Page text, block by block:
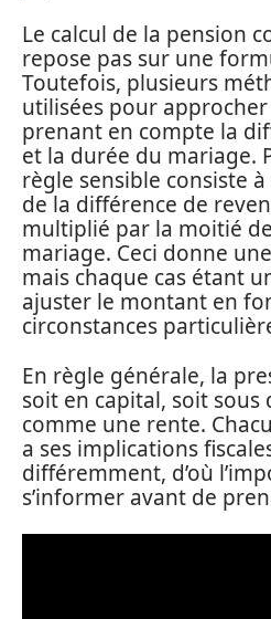
Le calcul de la pension
repose pas sur une
Toutefois, plusieurs
utilisées pour
prenant en compte la
et la durée du mariage.
règle sensible consiste
de la différence de
multiplié par la moitié
mariage. Ceci donne
mais chaque cas étant
ajuster le montant en
circonstances
En règle générale, la
soit en capital, soit sous
comme une rente.
a ses implications
différemment, d’où
s’informer avant de